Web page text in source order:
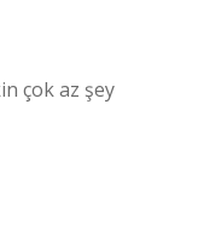
çok az şey